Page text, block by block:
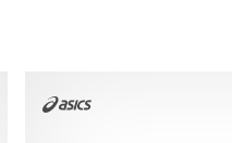
40½ 41½ 42 42½ 43½ 44